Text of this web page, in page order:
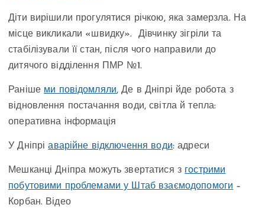
Діти вирішили прогулятися річкою, яка замерзла. На
місце викликали «швидку». Дівчинку зігріли та
стабілізували її стан, після чого направили до
дитячого відділення ПМР №1.
Раніше ми повідомляли, Де в Дніпрі йде робота з
відновлення постачання води, світла й тепла:
оперативна інформація
У Дніпріаварійне відключення води: адреси
Мешканці Дніпра можуть звертатися з гострими
побутовими проблемами у Штаб взаємодопомоги –
Корбан. Відео